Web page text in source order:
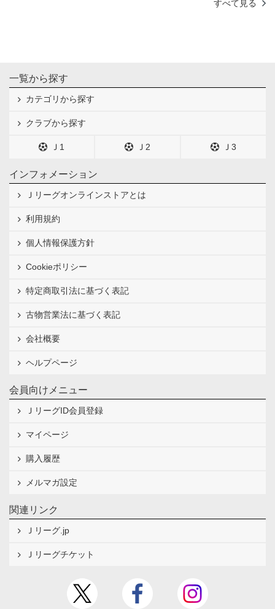
すべて見る
一覧から探す
カテゴリから探す
クラブから探す
Ｊ1 Ｊ2 Ｊ3
インフォメーション
Ｊリーグオンラインストアとは
利用規約
個人情報保護方針
Cookieポリシー
特定商取引法に基づく表記
古物営業法に基づく表記
会社概要
ヘルプページ
会員向けメニュー
ＪリーグID会員登録
マイページ
購入履歴
メルマガ設定
関連リンク
Ｊリーグ.jp
Ｊリーグチケット